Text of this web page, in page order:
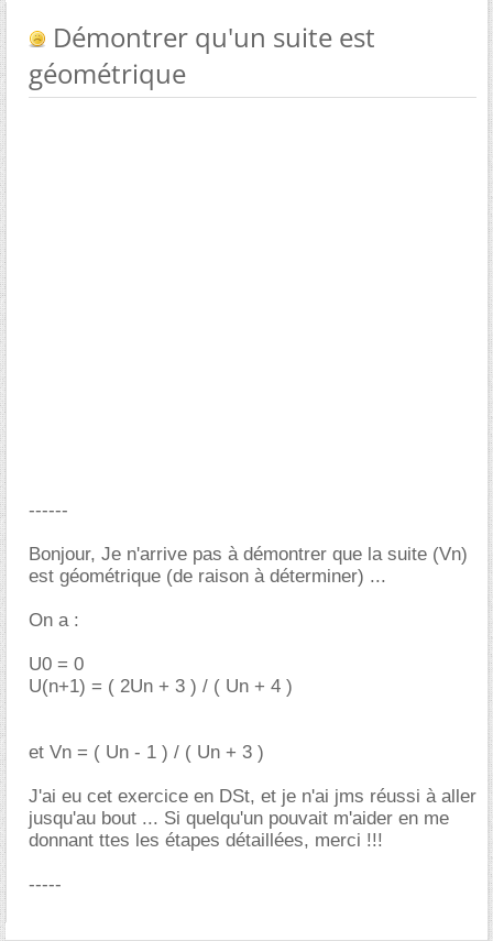
Démontrer qu'un suite est
géométrique
------
Bonjour, Je n'arrive pas à démontrer que la suite (Vn)
est géométrique (de raison à déterminer) ...
On a :
U0 = 0
U(n+1) = ( 2Un + 3 ) / ( Un + 4 )
et Vn = ( Un - 1 ) / ( Un + 3 )
J'ai eu cet exercice en DSt, et je n'ai jms réussi à aller
jusqu'au bout ... Si quelqu'un pouvait m'aider en me
donnant ttes les étapes détaillées, merci !!!
-----